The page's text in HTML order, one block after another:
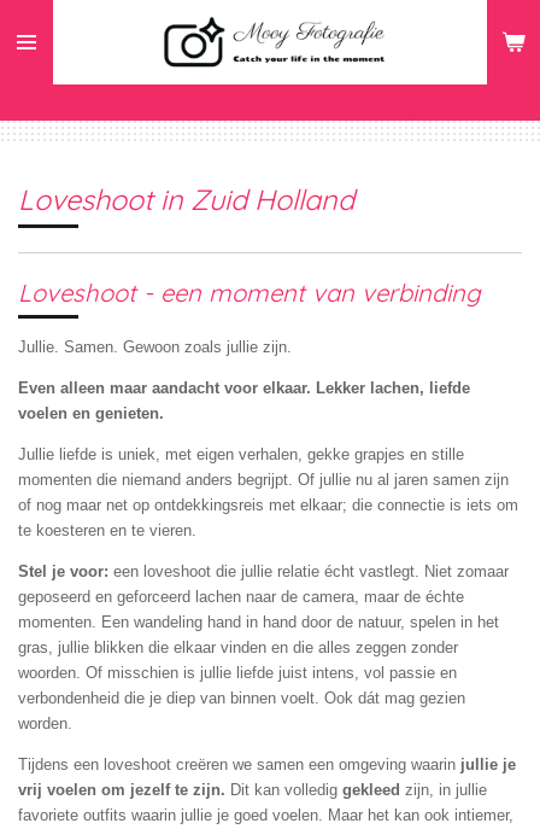
direct
hoofdinhoud
Loveshoot in Zuid Holland
Loveshoot - een moment van verbinding
Jullie. Samen. Gewoon zoals jullie zijn.
Even alleen maar aandacht voor elkaar. Lekker lachen, liefde
voelen en genieten.
Jullie liefde is uniek, met eigen verhalen, gekke grapjes en stille
momenten die niemand anders begrijpt. Of jullie nu al jaren samen zijn
of nog maar net op ontdekkingsreis met elkaar; die connectie is iets om
te koesteren en te vieren.
Stel je voor: een loveshoot die jullie relatie écht vastlegt. Niet zomaar
geposeerd en geforceerd lachen naar de camera, maar de échte
momenten. Een wandeling hand in hand door de natuur, spelen in het
gras, jullie blikken die elkaar vinden en die alles zeggen zonder
woorden. Of misschien is jullie liefde juist intens, vol passie en
verbondenheid die je diep van binnen voelt. Ook dát mag gezien
worden.
Tijdens een loveshoot creëren we samen een omgeving waarin jullie je
vrij voelen om jezelf te zijn. Dit kan volledig gekleed zijn, in jullie
favoriete outfits waarin jullie je goed voelen. Maar het kan ook intiemer,